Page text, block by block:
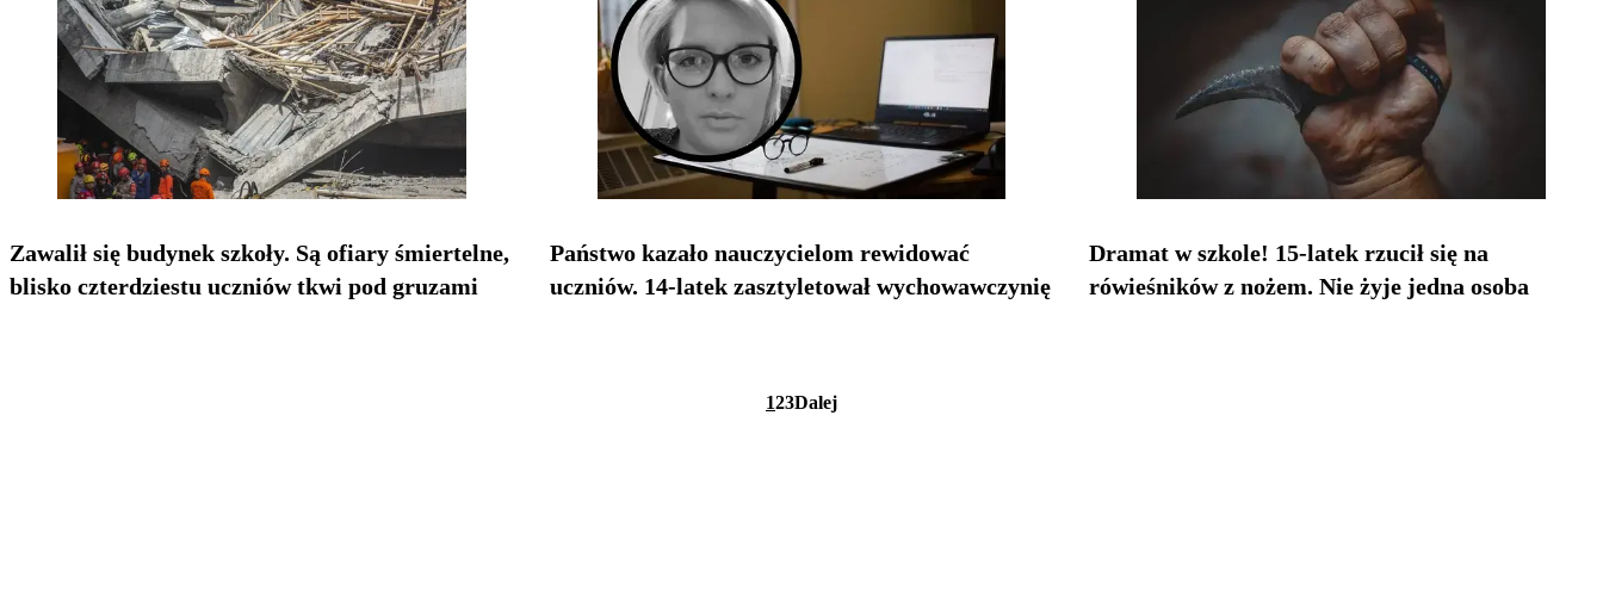
Zawalił się budynek szkoły. Są ofiary śmiertelne,
blisko czterdziestu uczniów tkwi pod gruzami
Państwo kazało nauczycielom rewidować
uczniów. 14-latek zasztyletował wychowawczynię
Dramat w szkole! 15-latek rzucił się na
rówieśników z nożem. Nie żyje jedna osoba
123Dalej